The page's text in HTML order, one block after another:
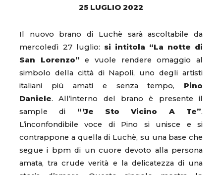
25 LUGLIO 2022
Il nuovo brano di Luchè sarà ascoltabile da
mercoledì 27 luglio: si intitola “La notte di
San Lorenzo” e vuole rendere omaggio al
simbolo della città di Napoli, uno degli artisti
italiani più amati e senza tempo, Pino
Daniele. All’interno del brano è presente il
sample di “‘Je Sto Vicino A Te”.
L’inconfondibile voce di Pino si unisce e si
contrappone a quella di Luchè, su una base che
segue i bpm di un cuore devoto alla persona
amata, tra crude verità e la delicatezza di una